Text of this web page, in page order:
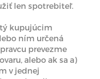
len spotrebiteľ.
kupujúcim
ním určená
prevezme
alebo ak sa a)
v jednej